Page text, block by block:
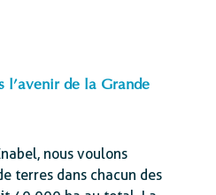
l’avenir de la Grande
nous voulons
terres dans chacun des